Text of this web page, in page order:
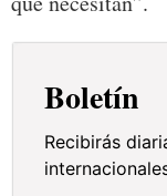
Boletín
Recibirás